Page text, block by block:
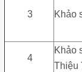
3 Khảo
4
Khảo
Thiệu